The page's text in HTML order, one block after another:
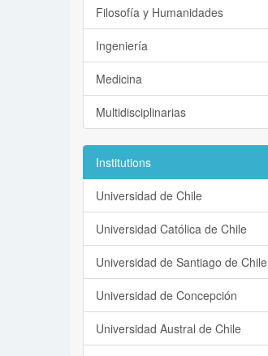
Filosofía y Humanidades
Ingeniería
Medicina
Multidisciplinarias
Institutions
Universidad de Chile
Universidad Católica de Chile
Universidad de Santiago de Chile
Universidad de Concepción
Universidad Austral de Chile